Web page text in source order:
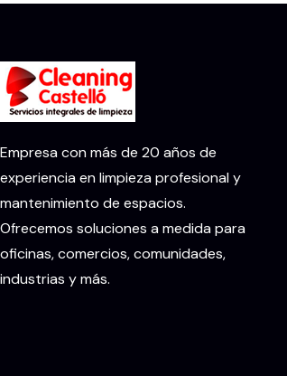
Empresa con más de 20 años de
experiencia en limpieza profesional y
mantenimiento de espacios.
Ofrecemos soluciones a medida para
oficinas, comercios, comunidades,
industrias y más.